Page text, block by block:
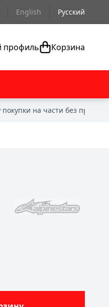
English Русский
профиль Корзина
покупки на части без